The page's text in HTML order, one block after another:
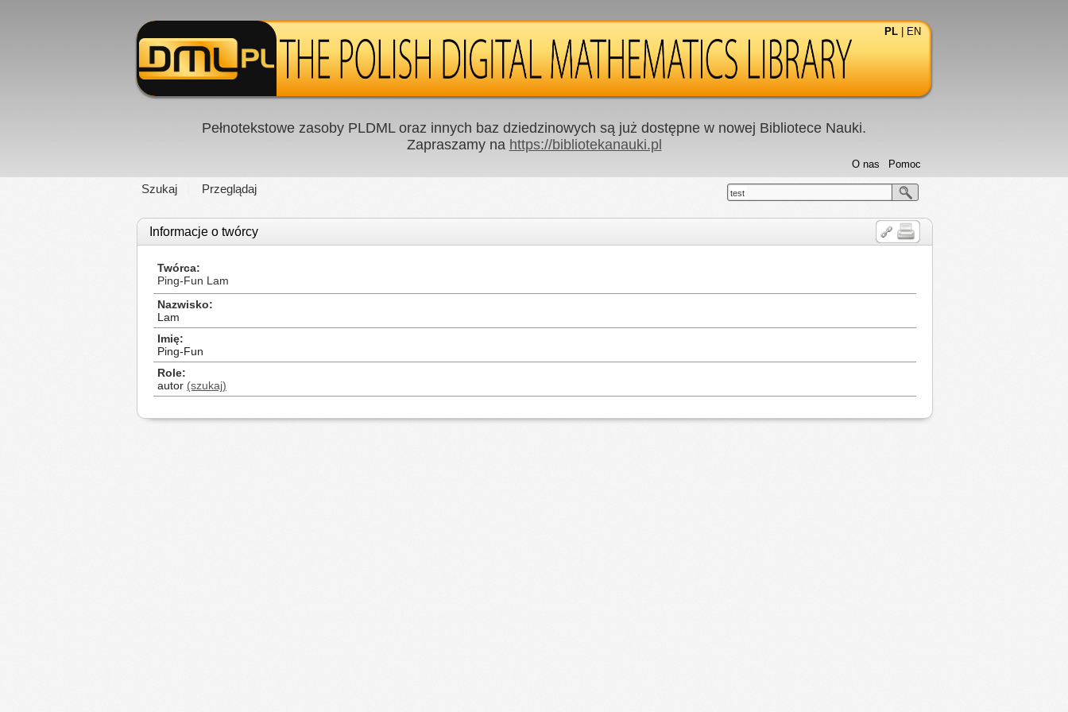
PL EN
Pełnotekstowe zasoby PLDML oraz innych baz dziedzinowych są już dostępne w nowej Bibliotece Nauki.
Zapraszamy na https://bibliotekanauki.pl
Szukaj Przeglądaj
Pomoc
O nas
test
Informacje o twórcy
Twórca
Ping-Fun Lam
Nazwisko
Lam
Imię
Ping-Fun
Role
autor (szukaj)